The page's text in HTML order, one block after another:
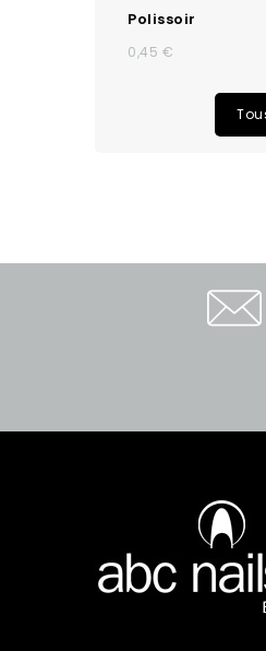
Polissoir
0,45 €